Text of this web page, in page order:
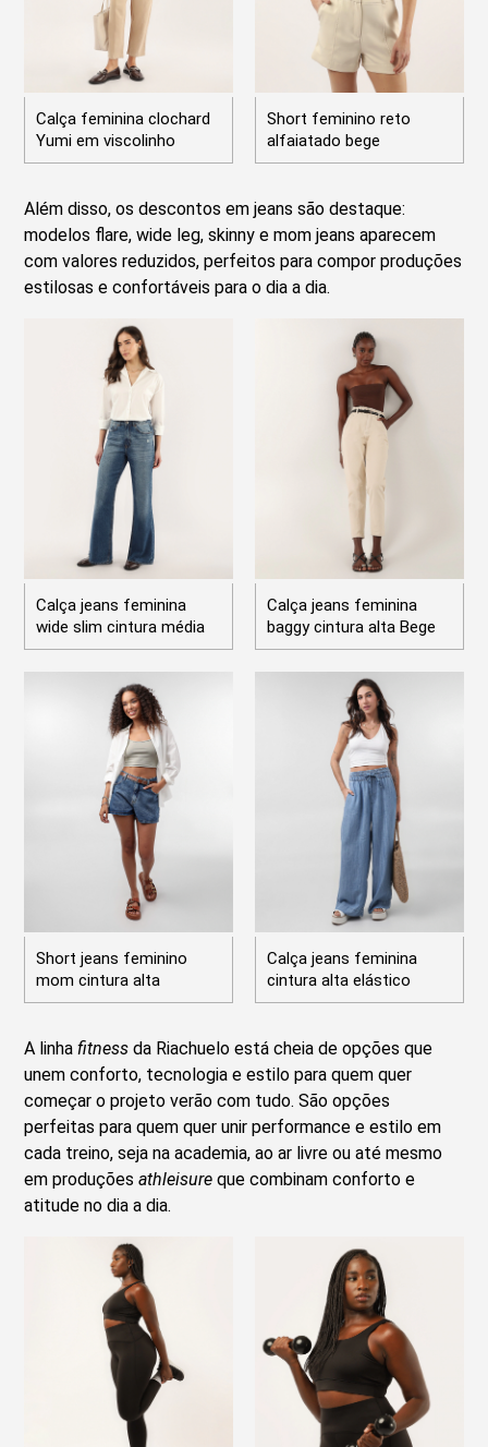
Calça feminina clochard
Yumi em viscolinho
Short feminino reto
alfaiatado bege
Além disso, os descontos em jeans são destaque:
modelos flare, wide leg, skinny e mom jeans aparecem
com valores reduzidos, perfeitos para compor produções
estilosas e confortáveis para o dia a dia.
Calça jeans feminina
wide slim cintura média
Calça jeans feminina
baggy cintura alta Bege
Short jeans feminino
mom cintura alta
Calça jeans feminina
cintura alta elástico
A linhafitnessda Riachuelo está cheia de opções que
unem conforto, tecnologia e estilo para quem quer
começar o projeto verão com tudo. São opções
perfeitas para quem quer unir performance e estilo em
cada treino, seja na academia, ao ar livre ou até mesmo
em produçõesathleisure que combinam conforto e
atitude no dia a dia.